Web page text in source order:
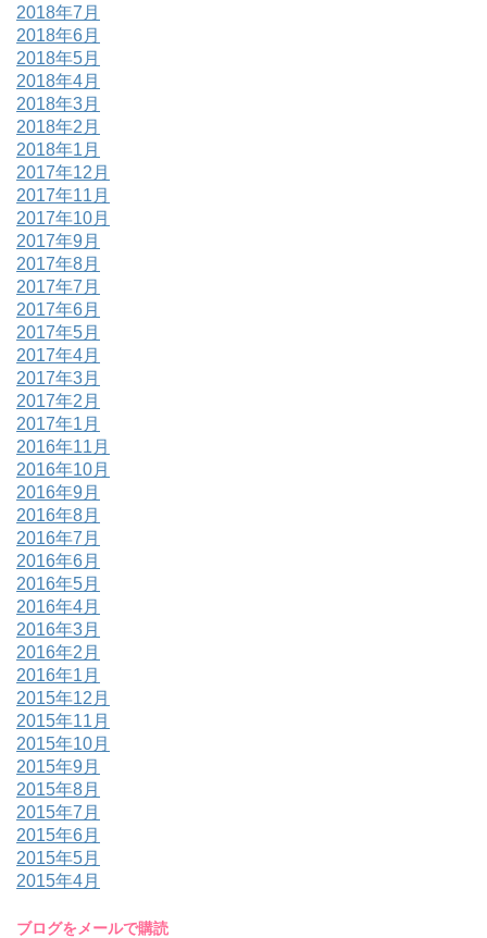
2018年7月
2018年6月
2018年5月
2018年4月
2018年3月
2018年2月
2018年1月
2017年12月
2017年11月
2017年10月
2017年9月
2017年8月
2017年7月
2017年6月
2017年5月
2017年4月
2017年3月
2017年2月
2017年1月
2016年11月
2016年10月
2016年9月
2016年8月
2016年7月
2016年6月
2016年5月
2016年4月
2016年3月
2016年2月
2016年1月
2015年12月
2015年11月
2015年10月
2015年9月
2015年8月
2015年7月
2015年6月
2015年5月
2015年4月
ブログをメールで購読